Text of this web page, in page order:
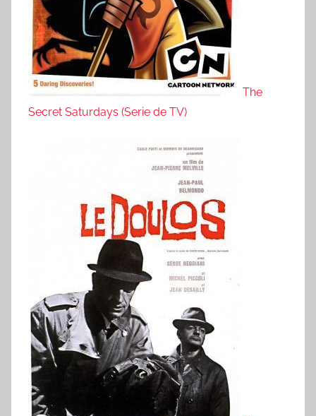
The
Secret Saturdays (Serie de TV)